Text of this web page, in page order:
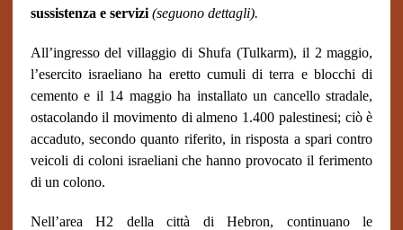
sussistenza e servizi (seguono dettagli).
All’ingresso del villaggio di Shufa (Tulkarm), il 2 maggio,
l’esercito israeliano ha eretto cumuli di terra e blocchi di
cemento e il 14 maggio ha installato un cancello stradale,
ostacolando il movimento di almeno 1.400 palestinesi; ciò è
accaduto, secondo quanto riferito, in risposta a spari contro
veicoli di coloni israeliani che hanno provocato il ferimento
di un colono.
Nell’area H2 della città di Hebron, continuano le